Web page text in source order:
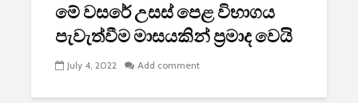
මේ වසරේ උසස් පෙළ විභාගය
පැවැත්වීම මාසයකින් ප්‍රමාද වෙයි
July 4, 2022 Add comment